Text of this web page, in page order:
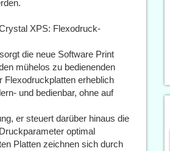
XPS: Flexodruck-
die neue Software Print
mühelos zu bedienenden
Flexodruckplatten erheblich
und bedienbar, ohne auf
er steuert darüber hinaus die
optimal
Platten zeichnen sich durch